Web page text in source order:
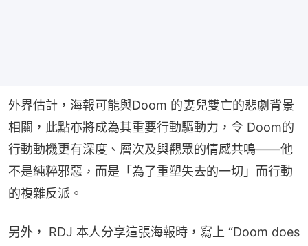
外界估計，海報可能與Doom 的妻兒雙亡的悲劇背景
相關，此點亦將成為其重要行動驅動力，令 Doom的
行動動機更有深度、層次及與觀眾的情感共鳴——他
不是純粹邪惡，而是「為了重塑失去的一切」而行動
的複雜反派。
另外， RDJ 本人分享這張海報時，寫上 “Doom does